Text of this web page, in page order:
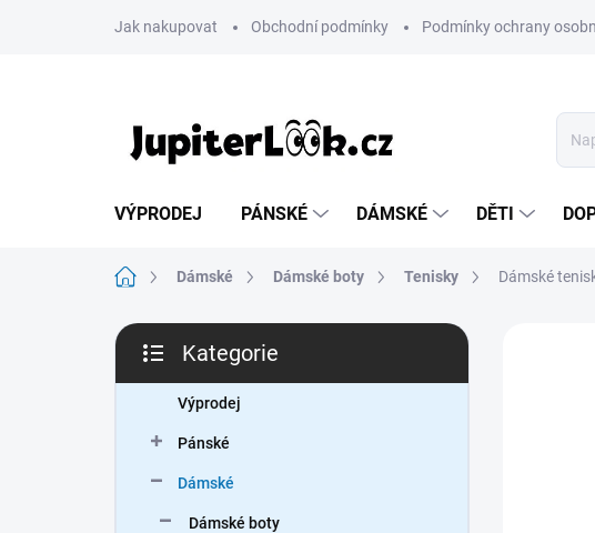
Jak nakupovat Obchodní podmínky Podmínky ochrany
VÝPRODEJ PÁNSKÉ DÁMSKÉ DĚTI
Domů Dámské Dámské boty Tenisky Dámské
P
s
kategorie
Kategorie
Výprodej
Pánské
Dámské
Dámské boty